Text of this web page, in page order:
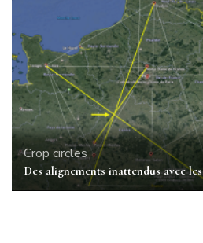
Crop circles
Des alignements inattendus avec